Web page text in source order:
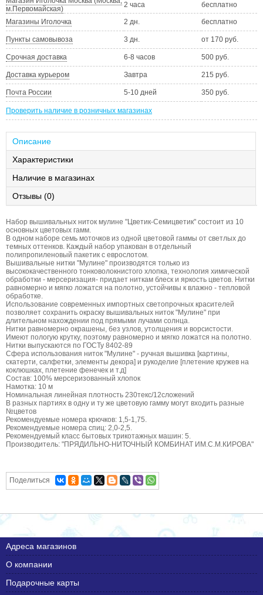
м.Первомайская)
2 часа бесплатно
Магазины Иголочка 2 дн. бесплатно
Пункты самовывоза 3 дн. от 170 руб.
Срочная доставка 6-8 часов 500 руб.
Доставка курьером Завтра 215 руб.
Почта России 5-10 дней 350 руб.
Проверить наличие в розничных магазинах
Описание
Характеристики
Наличие в магазинах
Отзывы (0)
Набор вышивальных ниток мулине "Цветик-Семицветик" состоит из 10
основных цветовых гамм.
В одном наборе семь моточков из одной цветовой гаммы от светлых до
темных оттенков. Каждый набор упакован в отдельный
полипропиленовый пакетик с еврослотом.
Вышивальные нитки "Мулине" производятся только из
высококачественного тонковолокнистого хлопка, технология химической
обработки - мерсеризация- придает ниткам блеск и яркость цветов. Нитки
равномерно и мягко ложатся на полотно, устойчивы к влажно - тепловой
обработке.
Использование современных импортных светопрочных красителей
позволяет сохранить окраску вышивальных ниток "Мулине" при
длительном нахождении под прямыми лучами солнца.
Нитки равномерно окрашены, без узлов, утолщения и ворсистости.
Имеют пологую крутку, поэтому равномерно и мягко ложатся на полотно.
Нитки выпускаются по ГОСТу 8402-89
Сфера использования ниток "Мулине" - ручная вышивка [картины,
скатерти, салфетки, элементы декора] и рукоделие [плетение кружев на
коклюшках, плетение фенечек и т.д]
Состав: 100% мерсеризованный хлопок
Намотка: 10 м
Номинальная линейная плотность 230текс/12сложений
В разных партиях в одну и ту же цветовую гамму могут входить разные
№цветов
Рекомендуемые номера крючков: 1,5-1,75.
Рекомендуемые номера спиц: 2,0-2,5.
Рекомендуемый класс бытовых трикотажных машин: 5.
Производитель: "ПРЯДИЛЬНО-НИТОЧНЫЙ КОМБИНАТ ИМ.С.М.КИРОВА"
Поделиться
Адреса магазинов
О компании
Подарочные карты